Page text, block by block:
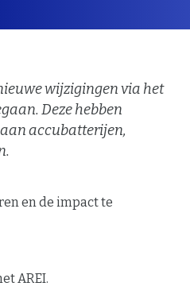
wijzigingen via het
Deze hebben
accubatterijen,
en de impact te
AREI.